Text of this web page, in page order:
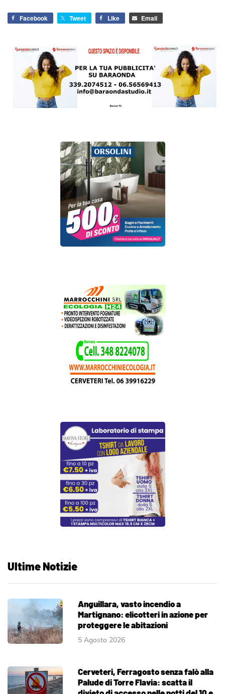
Facebook Tweet Like Email
Ultime Notizie
Anguillara, vasto incendio a
Martignano: elicotteri in azione per
proteggere le abitazioni
5 Agosto 2026
Cerveteri, Ferragosto senza falò alla
Palude di Torre Flavia: scatta il